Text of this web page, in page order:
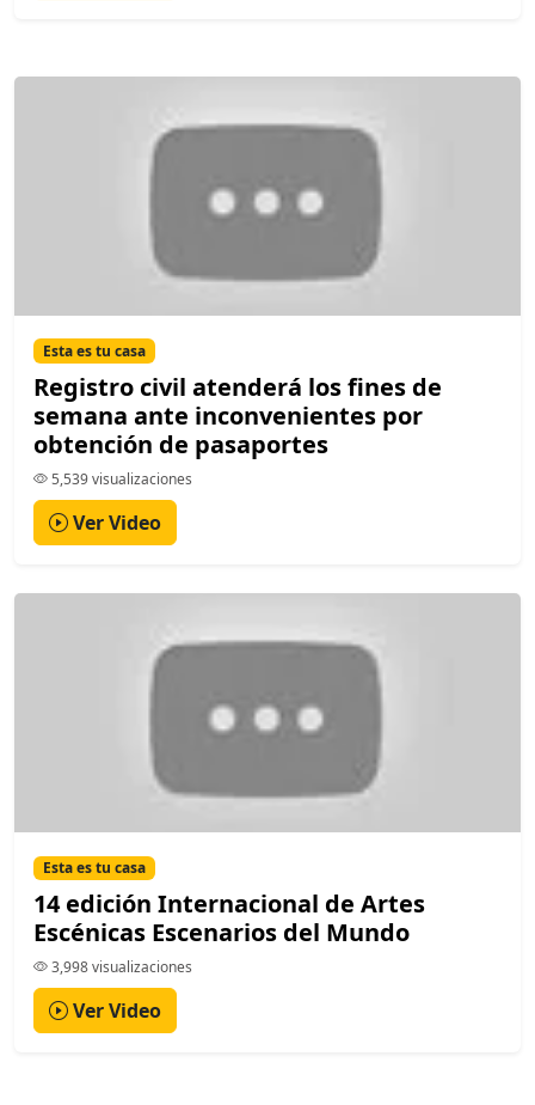
Esta es tu casa
Registro civil atenderá los fines de
semana ante inconvenientes por
obtención de pasaportes
5,539 visualizaciones
Ver Video
Esta es tu casa
14 edición Internacional de Artes
Escénicas Escenarios del Mundo
3,998 visualizaciones
Ver Video